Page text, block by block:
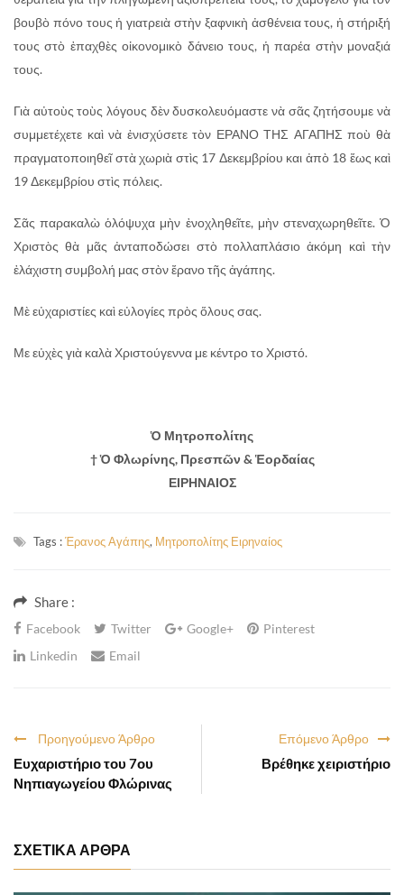
βουβὸ πόνο τους ἡ γιατρειὰ στὴν ξαφνικὴ ἀσθένεια τους, ἡ στήριξή
τους στὸ ἐπαχθὲς οἰκονομικὸ δάνειο τους, ἡ παρέα στὴν μοναξιά
τους.
Γιὰ αὐτοὺς τοὺς λόγους δὲν δυσκολευόμαστε νὰ σᾶς ζητήσουμε νὰ
συμμετέχετε καὶ νὰ ἐνισχύσετε τὸν ΕΡΑΝΟ ΤΗΣ ΑΓΑΠΗΣ ποὺ θὰ
πραγματοποιηθεῖ στὰ χωριὰ στὶς 17 Δεκεμβρίου και ἀπὸ 18 ἕως καὶ
19 Δεκεμβρίου στὶς πόλεις.
Σᾶς παρακαλὼ ὁλόψυχα μὴν ἐνοχληθεῖτε, μὴν στεναχωρηθεῖτε. Ὁ
Χριστὸς θὰ μᾶς ἀνταποδώσει στὸ πολλαπλάσιο ἀκόμη καὶ τὴν
ἐλάχιστη συμβολή μας στὸν ἔρανο τῆς ἀγάπης.
Μὲ εὐχαριστίες καὶ εὐλογίες πρὸς ὅλους σας.
Με εὐχὲς γιὰ καλὰ Χριστούγεννα με κέντρο το Χριστό.
Ὁ Μητροπολίτης
† Ὁ Φλωρίνης, Πρεσπῶν & Ἑορδαίας
ΕΙΡΗΝΑΙΟΣ
Tags :Έρανος Αγάπης, Μητροπολίτης Ειρηναίος
Share :
Facebook Twitter Google+
Pinterest
Linkedin
Email
Επόμενο Άρθρο
Βρέθηκε χειριστήριο
Προηγούμενο Άρθρο
Ευχαριστήριο του 7ου
Νηπιαγωγείου Φλώρινας
ΣΧΕΤΙΚΑ ΑΡΘΡΑ